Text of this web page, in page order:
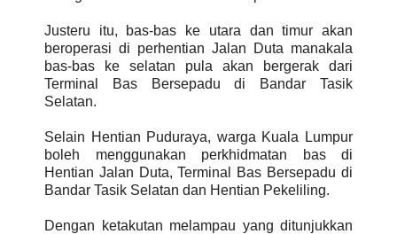
Justeru itu, bas-bas ke utara dan timur akan
beroperasi di perhentian Jalan Duta manakala
bas-bas ke selatan pula akan bergerak dari
Terminal Bas Bersepadu di Bandar Tasik
Selatan.
Selain Hentian Puduraya, warga Kuala Lumpur
boleh menggunakan perkhidmatan bas di
Hentian Jalan Duta, Terminal Bas Bersepadu di
Bandar Tasik Selatan dan Hentian Pekeliling.
Dengan ketakutan melampau yang ditunjukkan